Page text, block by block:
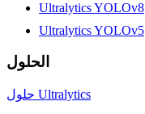
Ultralytics YOLOv8
Ultralytics YOLOv5
الحلول
حلول Ultralytics